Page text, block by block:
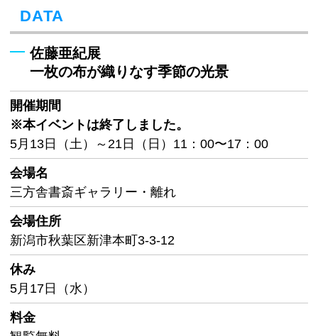
DATA
佐藤亜紀展
一枚の布が織りなす季節の光景
開催期間
※本イベントは終了しました。
5月13日（土）～21日（日）11：00〜17：00
会場名
三方舎書斎ギャラリー・離れ
会場住所
新潟市秋葉区新津本町3-3-12
休み
5月17日（水）
料金